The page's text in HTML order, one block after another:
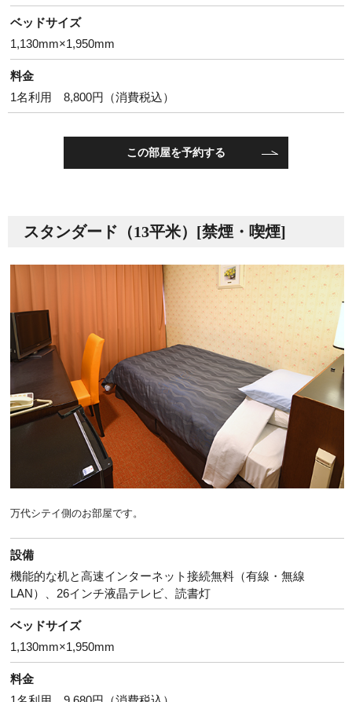
ベッドサイズ
1,130mm×1,950mm
料金
1名利用 8,800円（消費税込）
この部屋を予約する
スタンダード（13平米）[禁煙・喫煙]
万代シテイ側のお部屋です。
設備
機能的な机と高速インターネット接続無料（有線・無線
LAN）、26インチ液晶テレビ、読書灯
ベッドサイズ
1,130mm×1,950mm
料金